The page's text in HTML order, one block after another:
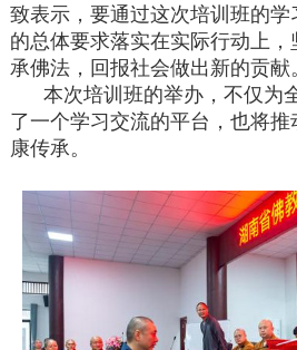
致表示，要通过这次培训班的
的总体要求落实在实际行动上
承佛法，回报社会做出新的贡献
本次培训班的举办，不仅为
了一个学习交流的平台，也将
康传承。